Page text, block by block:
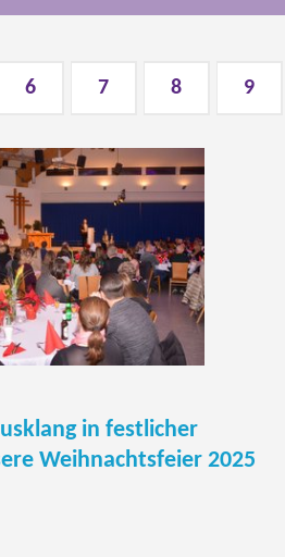
6 7 8 9
in festlicher
Weihnachtsfeier 2025